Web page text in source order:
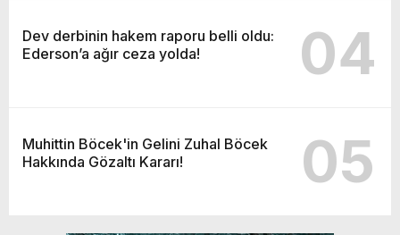
Dev derbinin hakem raporu belli oldu:
Ederson’a ağır ceza yolda!
04
Muhittin Böcek'in Gelini Zuhal Böcek
Hakkında Gözaltı Kararı!
05